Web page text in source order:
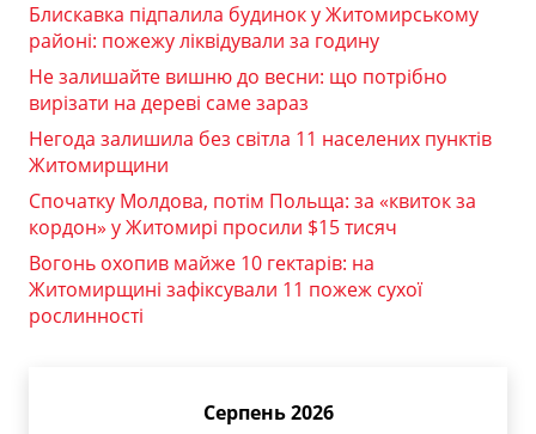
Блискавка підпалила будинок у Житомирському
районі: пожежу ліквідували за годину
Не залишайте вишню до весни: що потрібно
вирізати на дереві саме зараз
Негода залишила без світла 11 населених пунктів
Житомирщини
Спочатку Молдова, потім Польща: за «квиток за
кордон» у Житомирі просили $15 тисяч
Вогонь охопив майже 10 гектарів: на
Житомирщині зафіксували 11 пожеж сухої
рослинності
Серпень 2026